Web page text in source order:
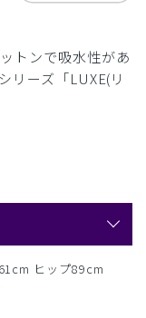
トンで吸水性があ
リーズ「LUXE(リ
ヒップ89cm